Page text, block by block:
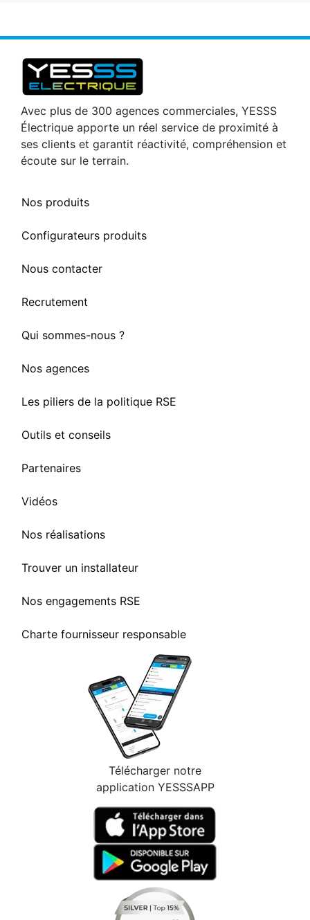
Avec plus de 300 agences commerciales, YESSS
Électrique apporte un réel service de proximité à
ses clients et garantit réactivité, compréhension et
écoute sur le terrain.
Nos produits
Configurateurs produits
Nous contacter
Recrutement
Qui sommes-nous ?
Nos agences
Les piliers de la politique RSE
Outils et conseils
Partenaires
Vidéos
Nos réalisations
Trouver un installateur
Nos engagements RSE
Charte fournisseur responsable
Télécharger notre
application YESSSAPP